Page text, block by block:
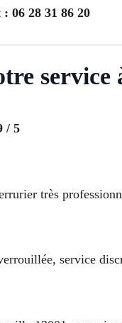
06 28 31 86 20
/ 5
très
service